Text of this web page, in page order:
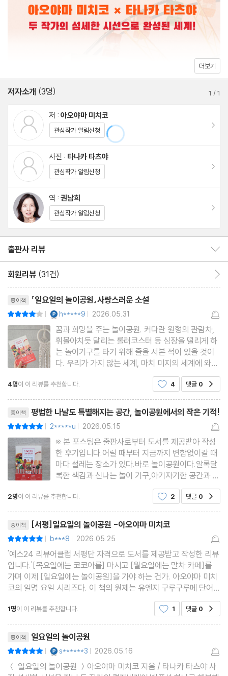
은 기적을 포착하고, 타나카 타츠야의 독창적인 미니어처 사진은 장
면마다 또 하나의 설렘을 더한다. 숟가락, 포크, 사탕, 아이스크림 같
은 일상의 사물들은 그의 손을 거쳐 놀이공원의 풍경으로 재탄생하
더보기
저자소개 (3명) 1 /1
저 : 아오야마 미치코
관심작가 알림신청
사진 : 타나카 타츠야
관심작가 알림신청
역 : 권남희
관심작가 알림신청
출판사 리뷰
회원리뷰 (31건)
종이책 『일요일의 놀이공원』사랑스러운 소설
| h*****9 | 2026.05.31
꿈과 희망을 주는 놀이공원. 커다란 원형의 관람차,
휘몰아치듯 달리는 롤러코스터 등 심장을 떨리게 하
는 놀이기구를 타기 위해 줄을 서본 적이 있을 것이
다. 우리가 가지 않는 세계, 마치 미지의 세계에 와있
는 것 같지 않았나. 손목에 띠를 두르고 하루의 시간
을 보낸 그곳에서 잊었던 추억을 찾고, 새로운 추억
일요일의 놀이공원
4명이 이 리뷰를 추천합니다. 4 댓글 0
종이책 평범한 나날도 특별해지는 공간, 놀이공원에서의 작은 기적!
| 2*****u | 2026.05.15
※ 본 포스팅은 출판사로부터 도서를 제공받아 작성
한 후기입니다.어릴 때부터 지금까지 변함없이갈 때
마다 설레는 장소가 있다.바로 놀이공원이다.알록달
록한 색감과 신나는 놀이 기구,아기자기한 공간과 인
형과 꽃 등은보기만 해도 기분이 좋아지며마치 꿈속
에 있는 듯 판타지를 자극한다.어렸을 때는 '여기서
했는데,시간이 지나도
2명이 이 리뷰를 추천합니다. 2 댓글 0
종이책 [서평]일요일의 놀이공원 -아오야마 미치코
| b***8 | 2026.05.25
'예스24 리뷰어클럽 서평단 자격으로 도서를 제공받고 작성한 리뷰
입니다.'[목요일에는 코코아를] 마시고 [월요일에는 말차 카페]를
가며 이제 [일요일에는 놀이공원]을 가야 하는 건가. 아오야마 미치
코의 일명 요일 시리즈다. 이 책의 원제는 유엔지 구루구루메 단어
그대로 구루구루메 유원지라는 뜻인데 번역되면서 아예 새로운 제
목으로 변형된 케이스다. 정식 명칭인 야마나카 아오
1명이 이 리뷰를 추천합니다. 1 댓글 0
종이책 일요일의 놀이공원
| s******3 | 2026.05.16
＜ 일요일의 놀이공원 ＞아오야마 미치코 지음 / 타나카 타츠야 사